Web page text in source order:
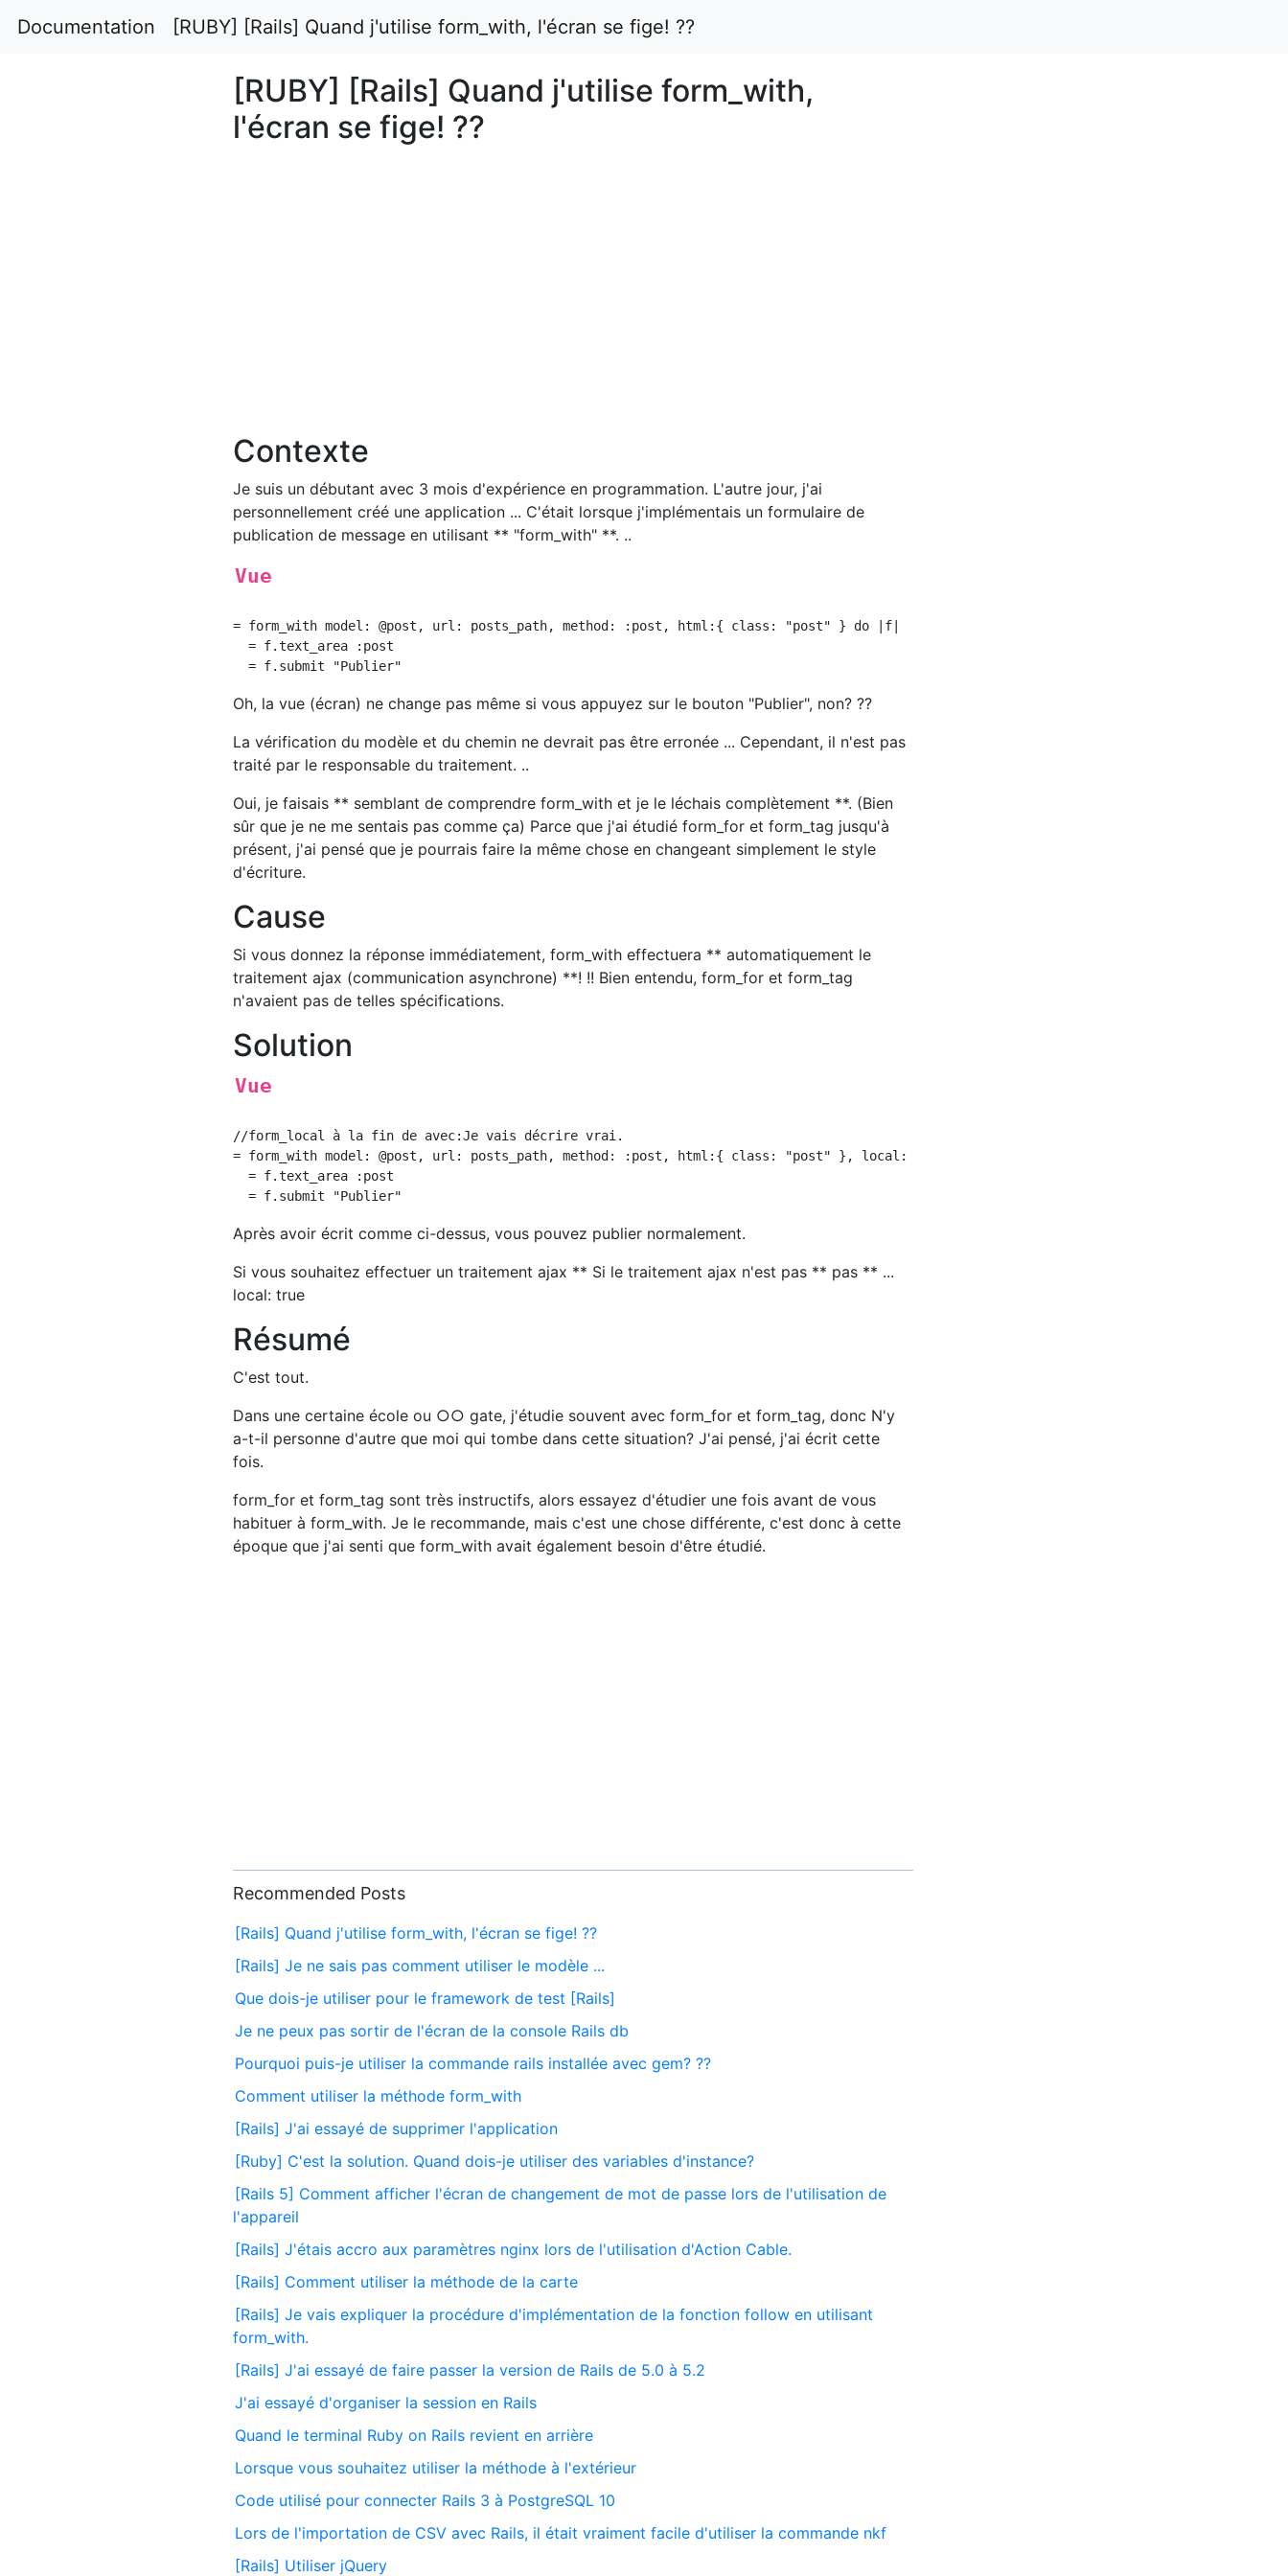
Documentation [RUBY] [Rails] Quand j'utilise form_with, l'écran se fige! ??
[RUBY] [Rails] Quand j'utilise form_with,
l'écran se fige! ??
Contexte
Je suis un débutant avec 3 mois d'expérience en programmation. L'autre jour, j'ai
personnellement créé une application ... C'était lorsque j'implémentais un formulaire de
publication de message en utilisant ** "form_with" **. ..
Vue
= form_with model: @post, url: posts_path, method: :post, html:{ class: "post" } do |f|
  = f.text_area :post
Oh, la vue (écran) ne change pas même si vous appuyez sur le bouton "Publier", non? ??
La vérification du modèle et du chemin ne devrait pas être erronée ... Cependant, il n'est pas
traité par le responsable du traitement. ..
Oui, je faisais ** semblant de comprendre form_with et je le léchais complètement **. (Bien
sûr que je ne me sentais pas comme ça) Parce que j'ai étudié form_for et form_tag jusqu'à
présent, j'ai pensé que je pourrais faire la même chose en changeant simplement le style
d'écriture.
Cause
Si vous donnez la réponse immédiatement, form_with effectuera ** automatiquement le
traitement ajax (communication asynchrone) **! !! Bien entendu, form_for et form_tag
n'avaient pas de telles spécifications.
Solution
Vue
//form_local à la fin de avec:Je vais décrire vrai.
= form_with model: @post, url: posts_path, method: :post, html:{ class: "post" }, local: true do |f|
  = f.text_area :post
Après avoir écrit comme ci-dessus, vous pouvez publier normalement.
Si vous souhaitez effectuer un traitement ajax ** Si le traitement ajax n'est pas ** pas ** ...
local: true
Résumé
C'est tout.
Dans une certaine école ou ○○ gate, j'étudie souvent avec form_for et form_tag, donc N'y
a-t-il personne d'autre que moi qui tombe dans cette situation? J'ai pensé, j'ai écrit cette
fois.
form_for et form_tag sont très instructifs, alors essayez d'étudier une fois avant de vous
habituer à form_with. Je le recommande, mais c'est une chose différente, c'est donc à cette
époque que j'ai senti que form_with avait également besoin d'être étudié.
Recommended Posts
[Rails] Quand j'utilise form_with, l'écran se fige! ??
[Rails] Je ne sais pas comment utiliser le modèle ...
Que dois-je utiliser pour le framework de test [Rails]
Je ne peux pas sortir de l'écran de la console Rails db
Pourquoi puis-je utiliser la commande rails installée avec gem? ??
Comment utiliser la méthode form_with
[Rails] J'ai essayé de supprimer l'application
[Ruby] C'est la solution. Quand dois-je utiliser des variables d'instance?
[Rails 5] Comment afficher l'écran de changement de mot de passe lors de l'utilisation de
l'appareil
[Rails] J'étais accro aux paramètres nginx lors de l'utilisation d'Action Cable.
[Rails] Comment utiliser la méthode de la carte
[Rails] Je vais expliquer la procédure d'implémentation de la fonction follow en utilisant
form_with.
[Rails] J'ai essayé de faire passer la version de Rails de 5.0 à 5.2
J'ai essayé d'organiser la session en Rails
Quand le terminal Ruby on Rails revient en arrière
Lorsque vous souhaitez utiliser la méthode à l'extérieur
Code utilisé pour connecter Rails 3 à PostgreSQL 10
Lors de l'importation de CSV avec Rails, il était vraiment facile d'utiliser la commande nkf
[Rails] Utiliser jQuery